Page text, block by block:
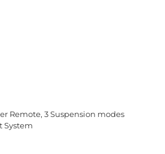
Remote, 3 Suspension modes
System